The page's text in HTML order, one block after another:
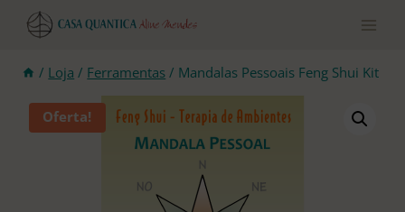
Pular
para
conteúdo
/ Loja / Ferramentas / Mandalas Pessoais Feng Shui Kit
Oferta!